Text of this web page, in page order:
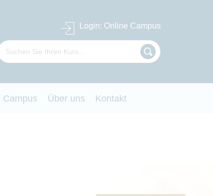
Login: Online Campus
Campus Über uns Kontakt